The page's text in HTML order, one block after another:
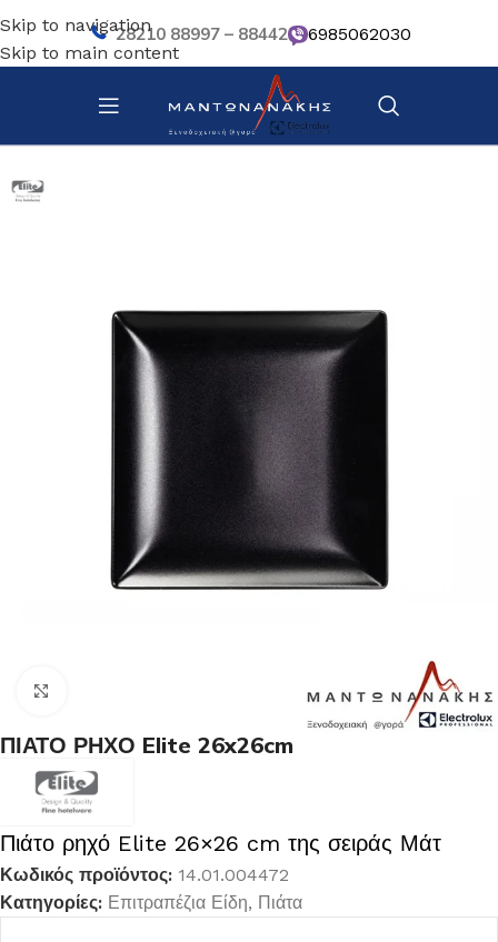
Skip to navigation
Skip to main content
28210 88997 – 88442 6985062030
Αρχική σελίδα/ Επιτραπέζια Είδη/ Πιάτα
ΠΙΑΤΟ ΡΗΧΟ Elite 26x26cm
Πιάτο ρηχό Elite 26×26 cm της σειράς Μάτ
Κωδικός προϊόντος: 14.01.004472
Κατηγορίες: Επιτραπέζια Είδη, Πιάτα